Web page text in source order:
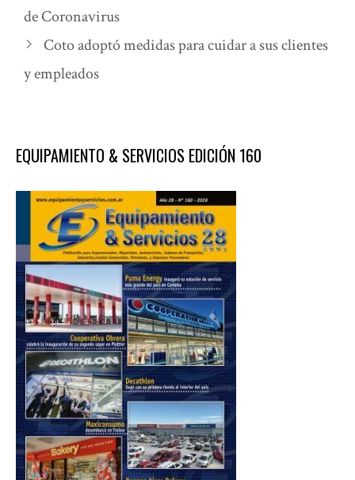
de Coronavirus
Coto adoptó medidas para cuidar a sus clientes
y empleados
EQUIPAMIENTO & SERVICIOS EDICIÓN 160